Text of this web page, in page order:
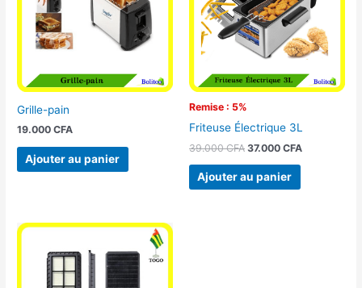
Grille-pain
19.000CFA
Ajouter au panier
Remise : 5%
Friteuse Électrique 3L
39.000CFA 37.000 CFA
Ajouter au panier